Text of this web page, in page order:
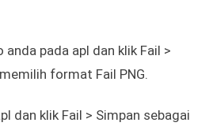
pada apl dan klik Fail >
format Fail PNG.
dan klik Fail > Simpan sebagai